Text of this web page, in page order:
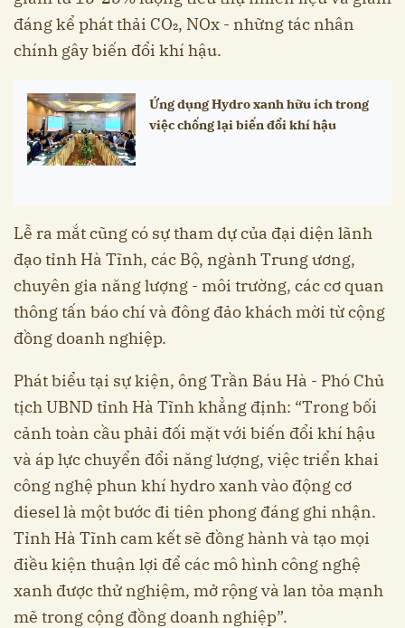
đáng kể phát thải CO₂, NOx - những tác nhân
chính gây biến đổi khí hậu.
Ứng dụng Hydro xanh hữu ích trong
việc chống lại biến đổi khí hậu
Lễ ra mắt cũng có sự tham dự của đại diện lãnh
đạo tỉnh Hà Tĩnh, các Bộ, ngành Trung ương,
chuyên gia năng lượng - môi trường, các cơ quan
thông tấn báo chí và đông đảo khách mời từ cộng
đồng doanh nghiệp.
Phát biểu tại sự kiện, ông Trần Báu Hà - Phó Chủ
tịch UBND tỉnh Hà Tĩnh khẳng định: “Trong bối
cảnh toàn cầu phải đối mặt với biến đổi khí hậu
và áp lực chuyển đổi năng lượng, việc triển khai
công nghệ phun khí hydro xanh vào động cơ
diesel là một bước đi tiên phong đáng ghi nhận.
Tỉnh Hà Tĩnh cam kết sẽ đồng hành và tạo mọi
điều kiện thuận lợi để các mô hình công nghệ
xanh được thử nghiệm, mở rộng và lan tỏa mạnh
mẽ trong cộng đồng doanh nghiệp”.